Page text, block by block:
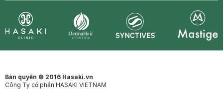
Bản quyền © 2016 Hasaki.vn
Công Ty cổ phần HASAKI VIETNAM